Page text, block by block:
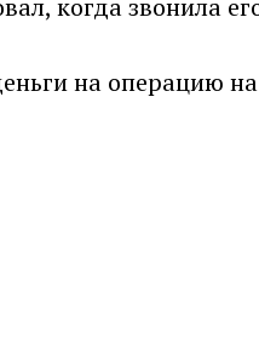
на операцию на